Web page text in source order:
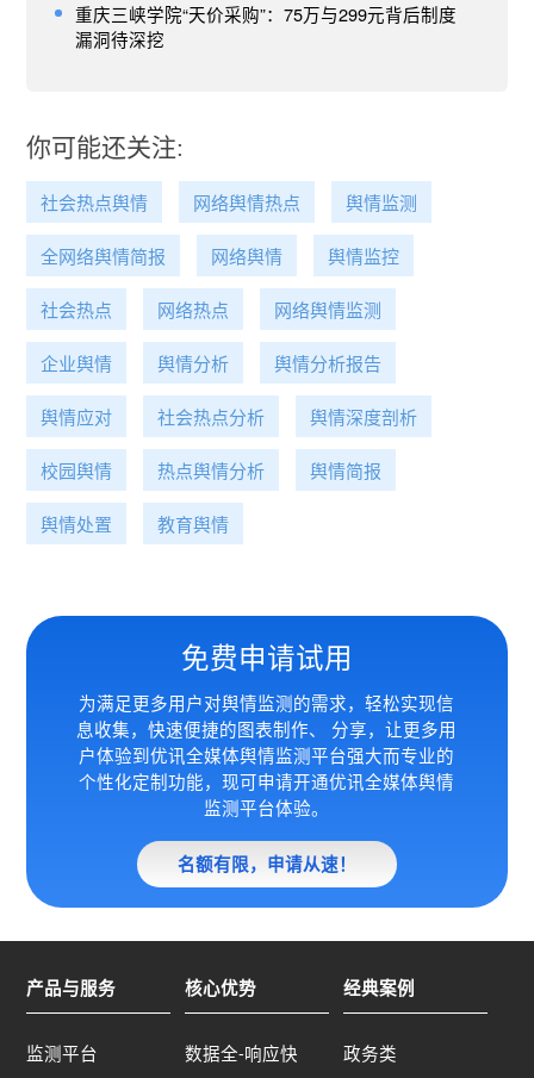
重庆三峡学院“天价采购”：75万与299元背后制度
漏洞待深挖
你可能还关注:
社会热点舆情 网络舆情热点 舆情监测
全网络舆情简报 网络舆情 舆情监控
社会热点 网络热点 网络舆情监测
企业舆情 舆情分析 舆情分析报告
舆情应对 社会热点分析 舆情深度剖析
校园舆情 热点舆情分析 舆情简报
舆情处置 教育舆情
免费申请试用
为满足更多用户对舆情监测的需求，轻松实现信
息收集，快速便捷的图表制作、 分享，让更多用
户体验到优讯全媒体舆情监测平台强大而专业的
个性化定制功能，现可申请开通优讯全媒体舆情
监测平台体验。
名额有限，申请从速！
产品与服务
监测平台
核心优势
数据全-响应快
经典案例
政务类